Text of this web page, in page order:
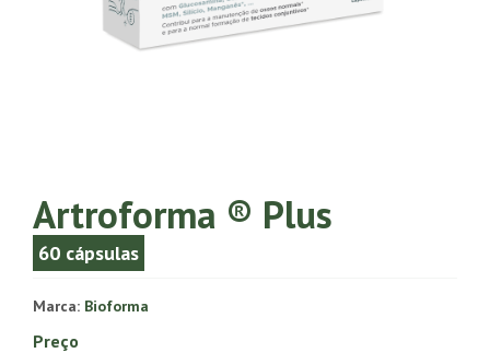
Artroforma ® Plus
60 cápsulas
Marca: Bioforma
Preço